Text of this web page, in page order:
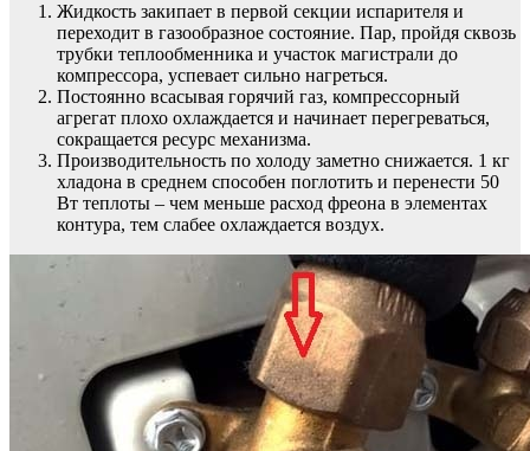
Жидкость закипает в первой секции испарителя и
переходит в газообразное состояние. Пар, пройдя сквозь
трубки теплообменника и участок магистрали до
компрессора, успевает сильно нагреться.
Постоянно всасывая горячий газ, компрессорный
агрегат плохо охлаждается и начинает перегреваться,
сокращается ресурс механизма.
Производительность по холоду заметно снижается. 1 кг
хладона в среднем способен поглотить и перенести 50
Вт теплоты – чем меньше расход фреона в элементах
контура, тем слабее охлаждается воздух.